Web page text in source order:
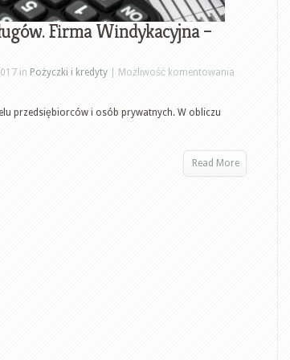
Firma Windykacyjna –
in Pożyczki i kredyty Możliwość komentowania
Windykacyjna
–
przedsiębiorców i osób prywatnych. W obliczu
Read More